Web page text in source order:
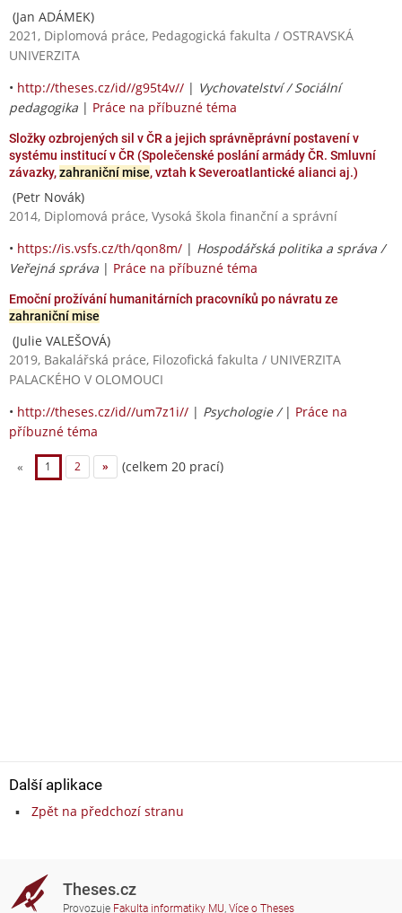
(Jan ADÁMEK)
2021, Diplomová práce, Pedagogická fakulta / OSTRAVSKÁ
UNIVERZITA
• http://theses.cz/id//g95t4v// | Vychovatelství / Sociální
pedagogika | Práce na příbuzné téma
Složky ozbrojených sil v ČR a jejich správněprávní postavení v
systému institucí v ČR (Společenské poslání armády ČR. Smluvní
závazky,zahraniční mise, vztah k Severoatlantické alianci aj.)
(Petr Novák)
2014, Diplomová práce, Vysoká škola finanční a správní
• https://is.vsfs.cz/th/qon8m/ | Hospodářská politika a správa /
Veřejná správa | Práce na příbuzné téma
Emoční prožívání humanitárních pracovníků po návratu ze
zahraniční mise
(Julie VALEŠOVÁ)
2019, Bakalářská práce, Filozofická fakulta / UNIVERZITA
PALACKÉHO V OLOMOUCI
• http://theses.cz/id//um7z1i// | Psychologie / | Práce na
příbuzné téma
« 1 2 » (celkem 20 prací)
Další aplikace
Zpět na předchozí stranu
Theses.cz
Provozuje Fakulta informatiky MU, Více o Theses